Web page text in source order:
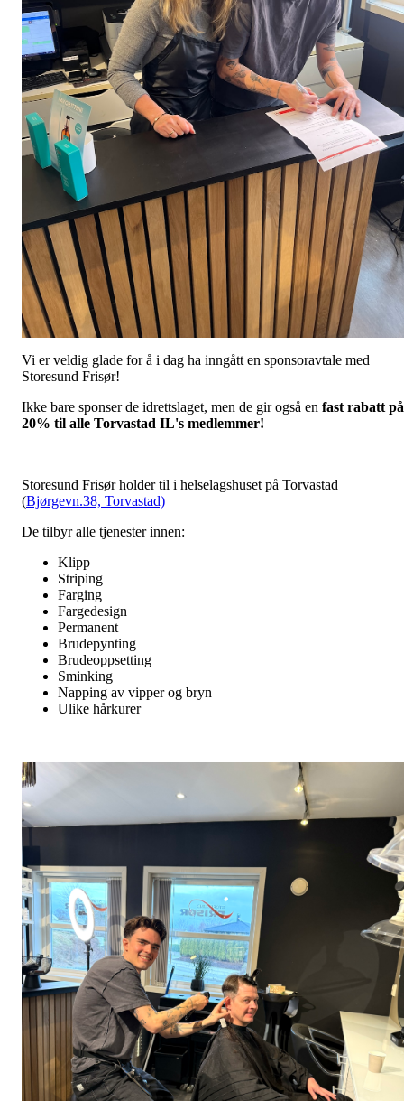
Vi er veldig glade for å i dag ha inngått en sponsoravtale med
Storesund Frisør!
Ikke bare sponser de idrettslaget, men de gir også en fast rabatt på
20% til alle Torvastad IL's medlemmer!
Storesund Frisør holder til i helselagshuset på Torvastad
(Bjørgevn.38, Torvastad)
De tilbyr alle tjenester innen:
Klipp
Striping
Farging
Fargedesign
Permanent
Brudepynting
Brudeoppsetting
Sminking
Napping av vipper og bryn
Ulike hårkurer